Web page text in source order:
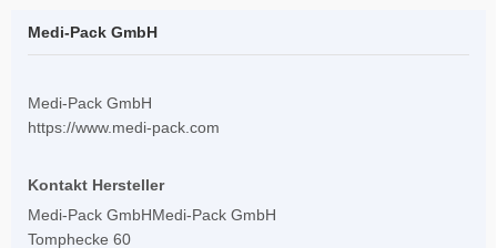
Medi-Pack GmbH
Medi-Pack GmbH
https://www.medi-pack.com
Kontakt Hersteller
Medi-Pack GmbHMedi-Pack GmbH
Tomphecke 60